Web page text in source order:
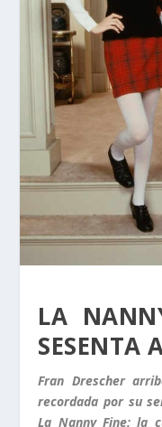
LA
SESENTA
Fran Drescher
recordada por su
La Nanny Fine; la